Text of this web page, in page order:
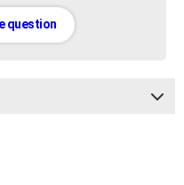
question